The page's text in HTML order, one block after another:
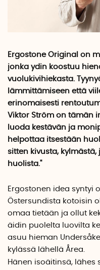
Ergostone Original on
jonka ydin koostuu
vuolukivihiekasta.
lämmittämiseen että
erinomaisesti
Viktor Ström on tämän
luoda kestävän ja
helpottaa itsestään
sitten kivusta, kylmästä,
huolista."
Ergostonen idea syntyi
Östersundista kotoisin
omaa tietään ja ollut
äidin puolelta luovilta
asuu hieman
kylässä lähellä Årea.
Hänen isoäitinsä, lähes